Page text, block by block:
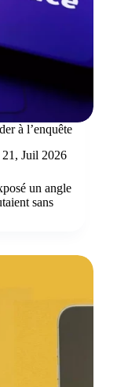
à l’enquête
21, Juil 2026
un angle
sans